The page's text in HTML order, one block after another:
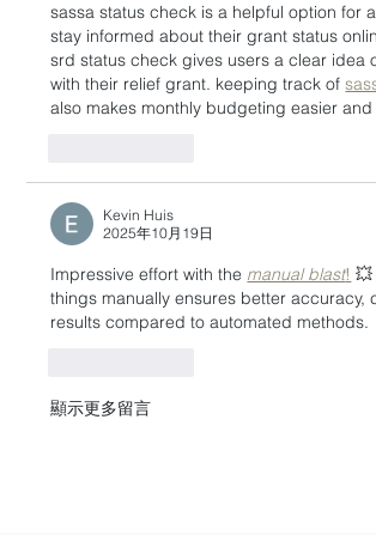
sassa status check is a helpful option for
stay informed about their grant status
srd status check gives users a clear idea
with their relief grant. keeping track of
also makes monthly budgeting easier and
Kevin Huis
2025年10月19日
Impressive effort with the manual blast!
things manually ensures better accuracy,
results compared to automated methods.
顯示更多留言